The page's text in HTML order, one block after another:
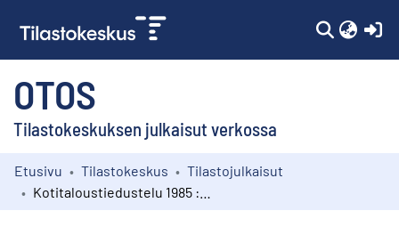
OTOS
Tilastokeskuksen julkaisut verkossa
Kokoelmat
Etusivu Tilastokeskus
Tilastojulkaisut